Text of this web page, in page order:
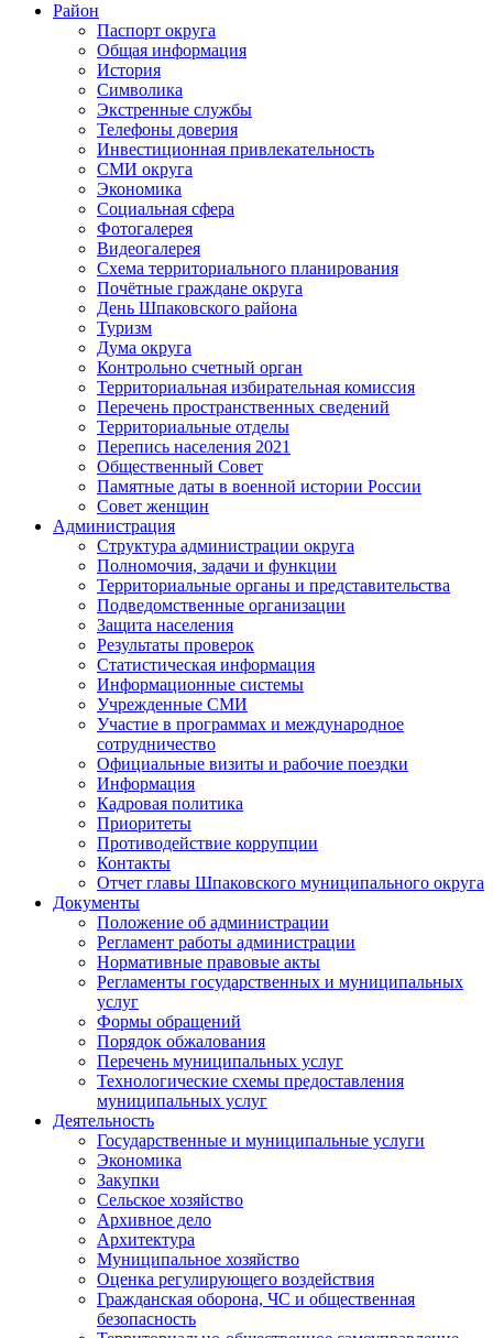
Район
Паспорт округа
Общая информация
История
Символика
Экстренные службы
Телефоны доверия
Инвестиционная привлекательность
СМИ округа
Экономика
Социальная сфера
Фотогалерея
Видеогалерея
Схема территориального планирования
Почётные граждане округа
День Шпаковского района
Туризм
Дума округа
Контрольно счетный орган
Территориальная избирательная комиссия
Перечень пространственных сведений
Территориальные отделы
Перепись населения 2021
Общественный Совет
Памятные даты в военной истории России
Совет женщин
Администрация
Структура администрации округа
Полномочия, задачи и функции
Территориальные органы и представительства
Подведомственные организации
Защита населения
Результаты проверок
Статистическая информация
Информационные системы
Учрежденные СМИ
Участие в программах и международное
сотрудничество
Официальные визиты и рабочие поездки
Информация
Кадровая политика
Приоритеты
Противодействие коррупции
Контакты
Отчет главы Шпаковского муниципального округа
Документы
Положение об администрации
Регламент работы администрации
Нормативные правовые акты
Регламенты государственных и муниципальных
услуг
Формы обращений
Порядок обжалования
Перечень муниципальных услуг
Технологические схемы предоставления
муниципальных услуг
Деятельность
Государственные и муниципальные услуги
Экономика
Закупки
Сельское хозяйство
Архивное дело
Архитектура
Муниципальное хозяйство
Оценка регулирующего воздействия
Гражданская оборона, ЧС и общественная
безопасность